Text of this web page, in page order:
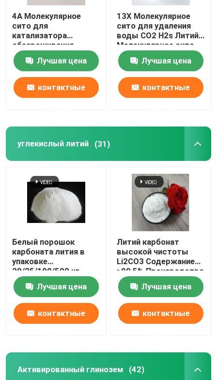
Экскурсия по заводу
Контроль качества
Свяжитесь с нами
Запросите цитату
Молекулярное сито ПСА
углекислый литий
Активированный глинозем
Случайная упаковка колонки
структурированная башенная упаковка
Лабораторная упаковка
Шарик глинозема керамический
4A Молекулярное
сито для
катализатора
обезвоживания
природного газа
Кислород Накс
Зеолит
Лучшая цена
контактные
13X Молекулярное
сито для удаления
воды CO2 H2s Литий
Молекулярное сито
Лучшая цена
контактные
углекислый литий (31)
Белый порошок
карбоната лития в
упаковке
20/25/100/500 кг
Лучшая цена
контактные
Литий карбонат
высокой чистоты
Li2CO3 Содержание
≥99,5% Производство
белого порошка
Лучшая цена
контактные
Активированный глинозем (42)